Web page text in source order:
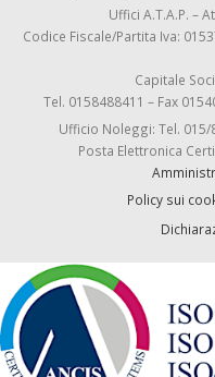
Uffici A.T.A.P. –
Codice Fiscale/Partita Iva:
Capitale
Tel. 0158488411 – Fax
Ufficio Noleggi: Tel. 015/
Posta Elettronica
Policy sui